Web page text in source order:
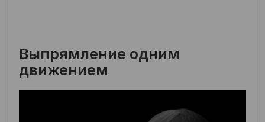
Выпрямление одним
движением